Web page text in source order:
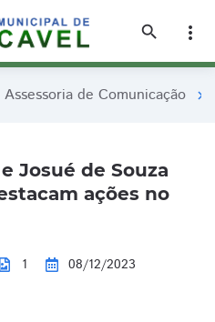
search
more_vert
Assessoria de Comunicação chevron_right
Josué de Souza
ações no
1
08/12/2023